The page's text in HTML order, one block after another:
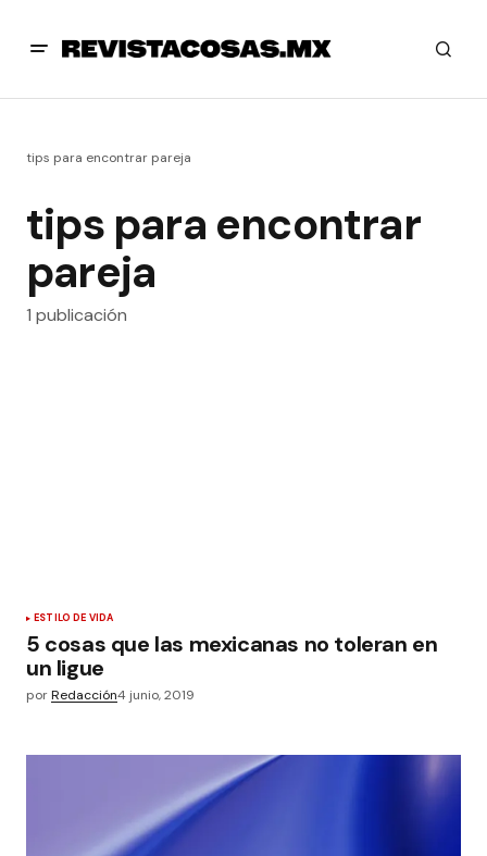
tips para encontrar pareja
tips para encontrar
pareja
1 publicación
ESTILO DE VIDA
5 cosas que las mexicanas no toleran en
un ligue
porRedacción4 junio, 2019